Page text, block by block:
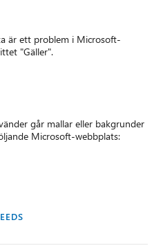
är ett problem i Microsoft-
"Gäller".
går mallar eller bakgrunder
Microsoft-webbplats: